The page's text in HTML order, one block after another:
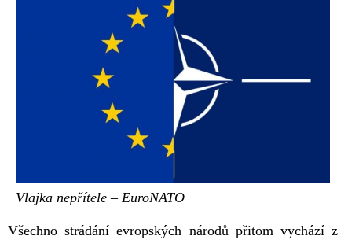
Vlajka nepřítele – EuroNATO
Všechno strádání evropských národů přitom vychází z